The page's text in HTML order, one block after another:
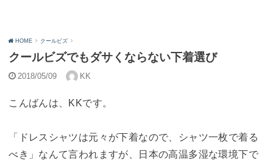
HOME クールビズ
クールビズでもダサくならない下着選び
2018/05/09 KK
こんばんは、KKです。
「ドレスシャツは元々が下着なので、シャツ一枚で着る
べき」なんて言われますが、日本の高温多湿な環境下で